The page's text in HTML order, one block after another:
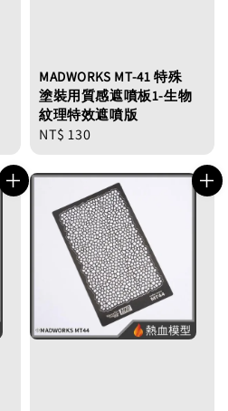
MADWORKS MT-41 特殊
塗裝用質感遮噴板1-生物
紋理特效遮噴版
Regular
NT$ 130